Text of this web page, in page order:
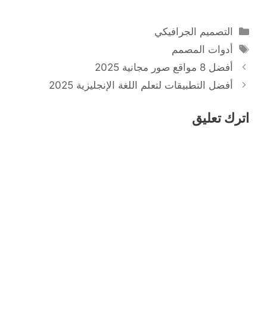
التصنيفات
التصميم الجرافيكي
الوسوم
أدوات المصمم
أفضل 8 مواقع صور مجانية 2025
أفضل التطبيقات لتعلم اللغة الإنجليزية 2025
اترك تعليق